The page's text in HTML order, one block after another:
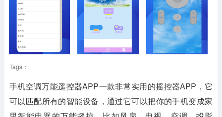
Tags：
手机空调万能遥控器APP一款非常实用的摇控器APP，它
可以匹配所有的智能设备，通过它可以把你的手机变成家